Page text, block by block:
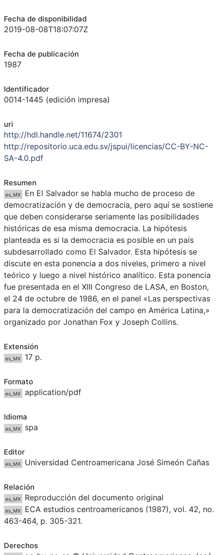
Fecha de disponibilidad
2019-08-08T18:07:07Z
Fecha de publicación
1987
Identificador
0014-1445 (edición impresa)
uri
http://hdl.handle.net/11674/2301
http://repositorio.uca.edu.sv/jspui/licencias/CC-BY-NC-
SA-4.0.pdf
Resumen
es_MX
En El Salvador se habla mucho de proceso de
democratización y de democracia, pero aquí se sostiene
que deben considerarse seriamente las posibilidades
históricas de esa misma democracia. La hipótesis
planteada es si la democracia es posible en un país
subdesarrollado como El Salvador. Esta hipótesis se
discute en esta ponencia a dos niveles, primero a nivel
teórico y luego a nivel histórico analítico. Esta ponencia
fue presentada en el XIII Congreso de LASA, en Boston,
el 24 de octubre de 1986, en el panel «Las perspectivas
para la democratización del campo en América Latina,»
organizado por Jonathan Fox y Joseph Collins.
Extensión
es_MX 17 p.
Formato
es_MX application/pdf
Idioma
es_MX spa
Editor
es_MX Universidad Centroamericana José Simeón Cañas
Relación
es_MX Reproducción del documento original
es_MX
ECA estudios centroamericanos (1987), vol. 42, no.
463-464, p. 305-321.
Derechos